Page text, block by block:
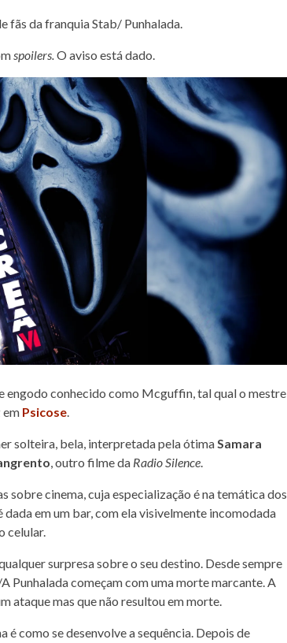
fãs da franquia Stab/ Punhalada.
spoilers.O aviso está dado.
engodo conhecido como Mcguffin, tal qual o mestre
em Psicose.
solteira, bela, interpretada pela ótimaSamara
, outro filme da Radio Silence.
sobre cinema, cuja especialização é na temática dos
dada em um bar, com ela visivelmente incomodada
celular.
surpresa sobre o seu destino. Desde sempre
Punhalada começam com uma morte marcante. A
ataque mas que não resultou em morte.
como se desenvolve a sequência. Depois de